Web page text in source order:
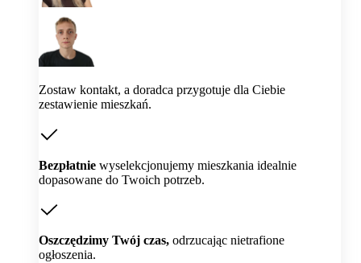
Zostaw kontakt, a doradca przygotuje dla Ciebie
zestawienie mieszkań.
Bezpłatnie wyselekcjonujemy mieszkania idealnie
dopasowane do Twoich potrzeb.
Oszczędzimy Twój czas, odrzucając nietrafione
ogłoszenia.